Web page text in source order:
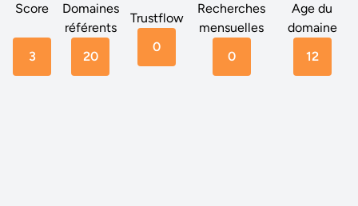
Score
3
Domaines
référents
20
Trustflow
0
Recherches
mensuelles
0
Age du
domaine
12